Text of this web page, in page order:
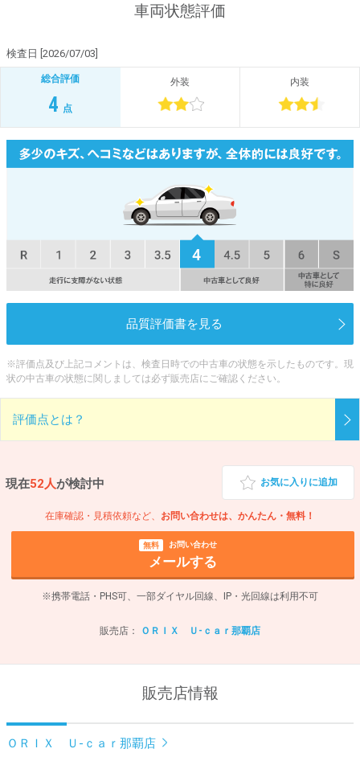
車両状態評価
検査日 [2026/07/03]
総合評価
4 点
外装 内装
品質評価書を見る
※評価点及び上記コメントは、検査日時での中古車の状態を示したものです。現
状の中古車の状態に関しましては必ず販売店にご確認ください。
評価点とは？
現在52人が検討中 お気に入りに追加
在庫確認・見積依頼など、 お問い合わせは、かんたん・無料！
無料 お問い合わせ
メールする
※携帯電話・PHS可、一部ダイヤル回線、IP・光回線は利用不可
販売店： ＯＲＩＸ Ｕ-ｃａｒ那覇店
販売店情報
ＯＲＩＸ Ｕ-ｃａｒ那覇店